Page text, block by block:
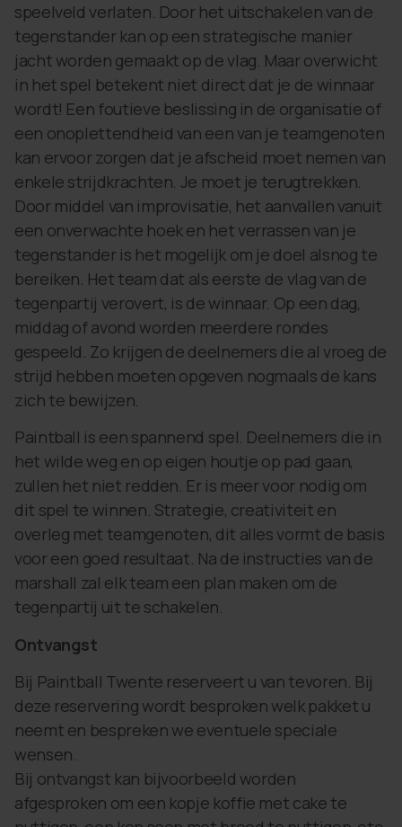
speelveld verlaten. Door het uitschakelen van de
tegenstander kan op een strategische manier
jacht worden gemaakt op de vlag. Maar overwicht
in het spel betekent niet direct dat je de winnaar
wordt! Een foutieve beslissing in de organisatie of
een onoplettendheid van een van je teamgenoten
kan ervoor zorgen dat je afscheid moet nemen van
enkele strijdkrachten. Je moet je terugtrekken.
Door middel van improvisatie, het aanvallen vanuit
een onverwachte hoek en het verrassen van je
tegenstander is het mogelijk om je doel alsnog te
bereiken. Het team dat als eerste de vlag van de
tegenpartij verovert, is de winnaar. Op een dag,
middag of avond worden meerdere rondes
gespeeld. Zo krijgen de deelnemers die al vroeg de
strijd hebben moeten opgeven nogmaals de kans
zich te bewijzen.
Paintball is een spannend spel. Deelnemers die in
het wilde weg en op eigen houtje op pad gaan,
zullen het niet redden. Er is meer voor nodig om
dit spel te winnen. Strategie, creativiteit en
overleg met teamgenoten, dit alles vormt de basis
voor een goed resultaat. Na de instructies van de
marshall zal elk team een plan maken om de
tegenpartij uit te schakelen.
Ontvangst
Bij Paintball Twente reserveert u van tevoren. Bij
deze reservering wordt besproken welk pakket u
neemt en bespreken we eventuele speciale
wensen.
Bij ontvangst kan bijvoorbeeld worden
afgesproken om een kopje koffie met cake te